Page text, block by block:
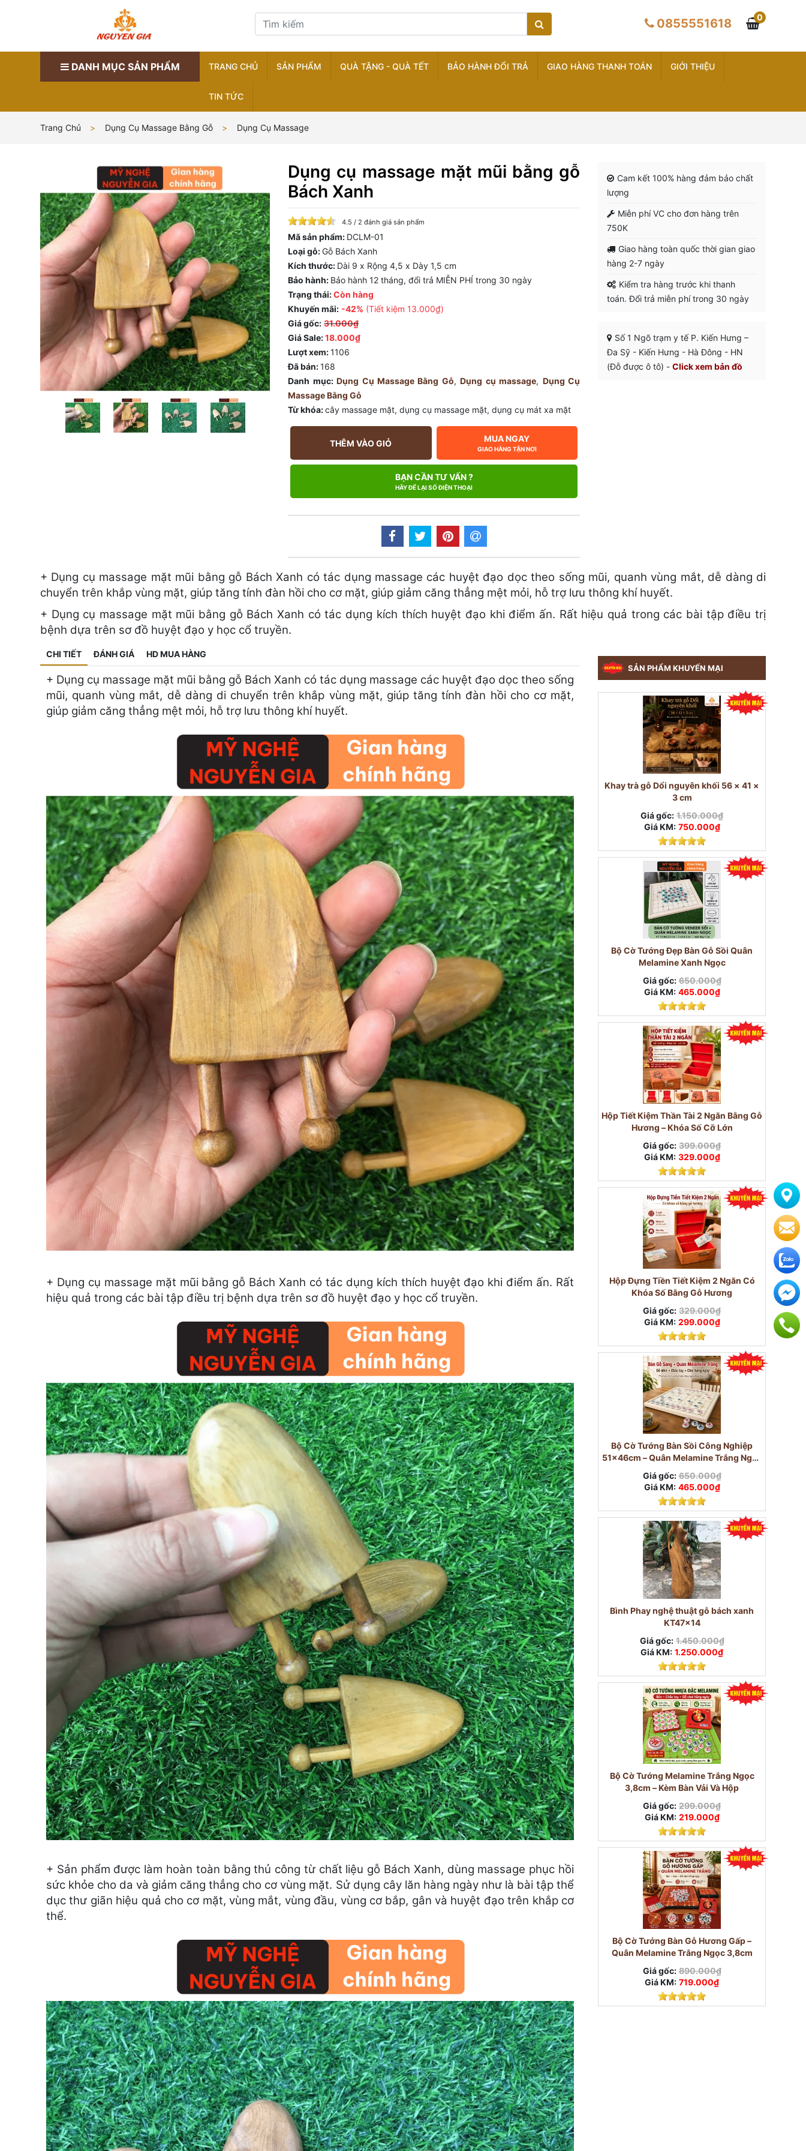
0855551618 0
DANH MỤC SẢN PHẨM TRANG CHỦ SẢN PHẨM QUÀ TẶNG - QUÀ TẾT BẢO HÀNH ĐỔI TRẢ GIAO HÀNG THANH TOÁN GIỚI THIỆU
TIN TỨC
Trang Chủ Dụng Cụ Massage Bằng Gỗ Dụng Cụ Massage
Dụng cụ massage mặt mũi bằng gỗ
Bách Xanh
4.5 / 2 đánh giá sản phẩm
Mã sản phẩm: DCLM-01
Loại gỗ:Gỗ Bách Xanh
Kích thước: Dài 9 x Rộng 4,5 x Dày 1,5 cm
Bảo hành: Bảo hành 12 tháng, đổi trả MIỄN PHÍ trong 30 ngày
Trạng thái:Còn hàng
Khuyến mãi: -42% (Tiết kiệm 13.000₫)
Giá gốc: 31.000₫
Giá Sale:18.000₫
Lượt xem:1106
Đã bán:168
Danh mục:Dụng Cụ Massage Bằng Gỗ,Dụng cụ massage, Dụng Cụ
Massage Bằng Gỗ
Từ khóa:cây massage mặt,dụng cụ massage mặt,dụng cụ mát xa mặt
THÊM VÀO GIỎ MUA NGAY
GIAO HÀNG TẬN NƠI
BẠN CẦN TƯ VẤN ?
HÃY ĐỂ LẠI SỐ ĐIỆN THOẠI
Cam kết 100% hàng đảm bảo chất
lượng
Miễn phí VC cho đơn hàng trên
750K
Giao hàng toàn quốc thời gian giao
hàng 2-7 ngày
Kiểm tra hàng trước khi thanh
toán. Đổi trả miễn phí trong 30 ngày
Số 1 Ngõ trạm y tế P. Kiến Hưng –
Đa Sỹ - Kiến Hưng - Hà Đông - HN
(Đỗ được ô tô) - Click xem bản đồ
+ Dụng cụ massage mặt mũi bằng gỗ Bách Xanh có tác dụng massage các huyệt đạo dọc theo sống mũi, quanh vùng mắt, dễ dàng di
chuyển trên khắp vùng mặt, giúp tăng tính đàn hồi cho cơ mặt, giúp giảm căng thẳng mệt mỏi, hỗ trợ lưu thông khí huyết.
+ Dụng cụ massage mặt mũi bằng gỗ Bách Xanh có tác dụng kích thích huyệt đạo khi điểm ấn. Rất hiệu quả trong các bài tập điều trị
bệnh dựa trên sơ đồ huyệt đạo y học cổ truyền.
CHI TIẾT ĐÁNH GIÁ HD MUA HÀNG
+ Dụng cụ massage mặt mũi bằng gỗ Bách Xanh có tác dụng massage các huyệt đạo dọc theo sống
mũi, quanh vùng mắt, dễ dàng di chuyển trên khắp vùng mặt, giúp tăng tính đàn hồi cho cơ mặt,
giúp giảm căng thẳng mệt mỏi, hỗ trợ lưu thông khí huyết.
+ Dụng cụ massage mặt mũi bằng gỗ Bách Xanh có tác dụng kích thích huyệt đạo khi điểm ấn. Rất
hiệu quả trong các bài tập điều trị bệnh dựa trên sơ đồ huyệt đạo y học cổ truyền.
+ Sản phẩm được làm hoàn toàn bằng thủ công từ chất liệu gỗ Bách Xanh, dùng massage phục hồi
sức khỏe cho da và giảm căng thẳng cho cơ vùng mặt. Sử dụng cây lăn hàng ngày như là bài tập thể
dục thư giãn hiệu quả cho cơ mặt, vùng mắt, vùng đầu, vùng cơ bắp, gân và huyệt đạo trên khắp cơ
thể.
SẢN PHẨM KHUYẾN MẠI
Khay trà gỗ Dổi nguyên khối 56 × 41 ×
3 cm
Giá gốc: 1.150.000₫
Giá KM: 750.000₫
Bộ Cờ Tướng Đẹp Bàn Gỗ Sồi Quân
Melamine Xanh Ngọc
Giá gốc: 650.000₫
Giá KM: 465.000₫
Hộp Tiết Kiệm Thần Tài 2 Ngăn Bằng Gỗ
Hương – Khóa Số Cỡ Lớn
Giá gốc: 399.000₫
Giá KM: 329.000₫
Hộp Đựng Tiền Tiết Kiệm 2 Ngăn Có
Khóa Số Bằng Gỗ Hương
Giá gốc: 329.000₫
Giá KM: 299.000₫
Bộ Cờ Tướng Bàn Sồi Công Nghiệp
51×46cm – Quân Melamine Trắng Ngọc
3,8cm
Giá gốc: 650.000₫
Giá KM: 465.000₫
Bình Phay nghệ thuật gỗ bách xanh
KT47x14
Giá gốc: 1.450.000₫
Giá KM: 1.250.000₫
Bộ Cờ Tướng Melamine Trắng Ngọc
3,8cm – Kèm Bàn Vải Và Hộp
Giá gốc: 299.000₫
Giá KM: 219.000₫
Bộ Cờ Tướng Bàn Gỗ Hương Gấp –
Quân Melamine Trắng Ngọc 3,8cm
Giá gốc: 890.000₫
Giá KM: 719.000₫